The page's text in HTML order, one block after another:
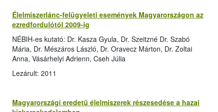
Élelmiszerlánc-felügyeleti események Magyarországon az
ezredfordulótól 2009-ig
NÉBIH-es kutató: Dr. Kasza Gyula, Dr. Szeitzné Dr. Szabó
Mária, Dr. Mészáros László, Dr. Oravecz Márton, Dr. Zoltai
Anna, Vásárhelyi Adrienn, Cseh Júlia
Lezárult: 2011
Magyarországi eredetű élelmiszerek részesedése a hazai